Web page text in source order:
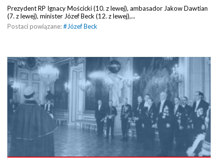
Prezydent RP Ignacy Mościcki (10. z lewej), ambasador Jakow Dawtian
(7. z lewej), minister Józef Beck (12. z lewej),...
Postaci powiązane:# Józef Beck